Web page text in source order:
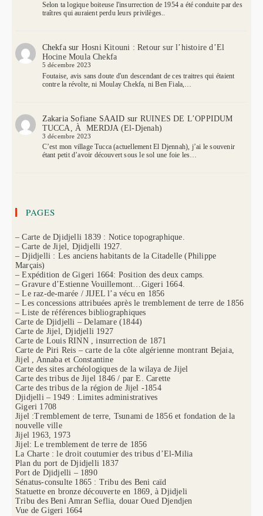
Selon ta logique boiteuse l'insurrection de 1954 a été conduite par des
traîtres qui auraient perdu leurs privilèges..
Chekfasur Hosni Kitouni : Retour sur l’histoire d’El
Hocine Moula Chekfa
5 décembre 2023
Foutaise, avis sans doute d'un descendant de ces traitres qui étaient
contre la révolte, ni Moulay Chekfa, ni Ben Fiala,…
Zakaria Sofiane SAAID sur RUINES DE L’OPPIDUM
TUCCA, À MERDJA (El-Djenah)
3 décembre 2023
C’est mon village Tucca (actuellement El Djennah), j’ai le souvenir
étant petit d’avoir découvert sous le sol une foie les…
PAGES
– Carte de Djidjelli 1839 : Notice topographique.
– Carte de Jijel, Djidjelli 1927.
– Djidjelli : Les anciens habitants de la Citadelle (Philippe
Marçais)
– Expédition de Gigeri 1664: Position des deux camps.
– Gravure d’Estienne Vouillemont…Gigeri 1664.
– Le raz-de-marée / JIJEL l’a vécu en 1856
– Les concessions attribuées après le tremblement de terre de 1856
– Liste de références bibliographiques
Carte de Djidjelli – Delamare (1844)
Carte de Jijel, Djidjelli 1927
Carte de Louis RINN , insurrection de 1871
Carte de Piri Reis – carte de la côte algérienne montrant Bejaia,
Jijel , Annaba et Constantine
Carte des sites archéologiques de la wilaya de Jijel
Carte des tribus de Jijel 1846 / par E. Carette
Carte des tribus de la région de Jijel -1854
Djidjelli – 1949 : Limites administratives
Gigeri 1708
Jijel :Tremblement de terre, Tsunami de 1856 et fondation de la
nouvelle ville
Jijel 1963, 1973
Jijel: Le tremblement de terre de 1856
La Charte : le droit coutumier des tribus d’El-Milia
Plan du port de Djidjelli 1837
Port de Djidjelli – 1890
Sénatus-consulte 1865 : Tribu des Beni caïd
Statuette en bronze découverte en 1869, à Djidjeli
Tribu des Beni Amran Seflia, douar Oued Djendjen
Vue de Gigeri 1664